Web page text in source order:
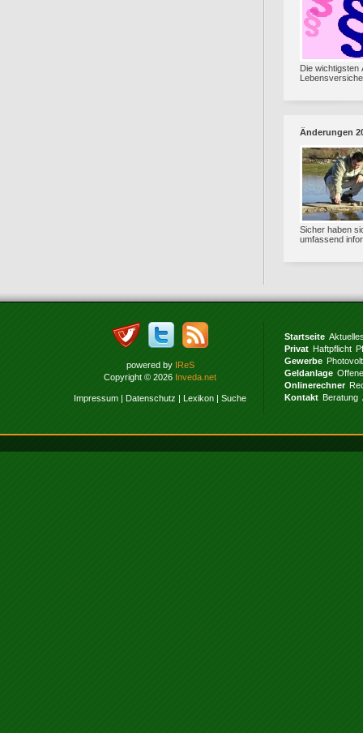
Die wichtigsten
Änderungen
Sicher haben
umfassend
powered by IReS
Copyright © 2026 Inveda.net
Impressum | Datenschutz | Lexikon | Suche
Startseite
Privat Haftpflicht
Gewerbe
Geldanlage
Onlinerechner
Kontakt Beratung